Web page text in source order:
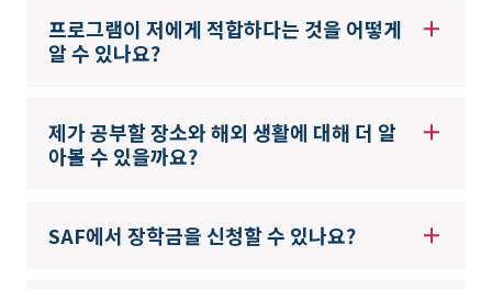
프로그램이 저에게 적합하다는 것을 어떻게
알 수 있나요?
제가 공부할 장소와 해외 생활에 대해 더 알
아볼 수 있을까요?
SAF에서 장학금을 신청할 수 있나요?